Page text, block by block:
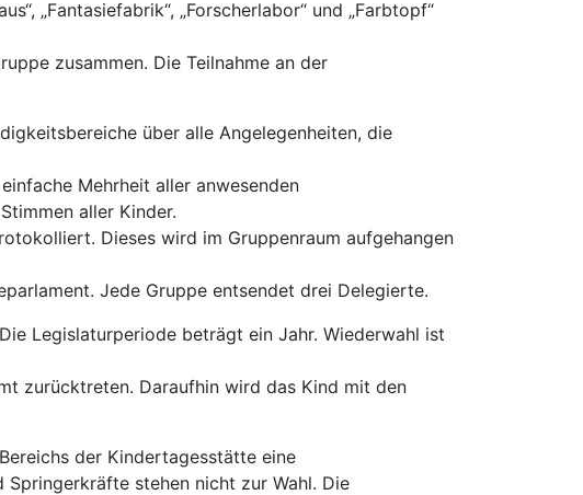
„Fantasiefabrik“, „Forscherlabor“ und „Farbtopf“
zusammen. Die Teilnahme an der
über alle Angelegenheiten, die
Mehrheit aller anwesenden
aller Kinder.
Dieses wird im Gruppenraum aufgehangen
Jede Gruppe entsendet drei Delegierte.
Legislaturperiode beträgt ein Jahr. Wiederwahl ist
zurücktreten. Daraufhin wird das Kind mit den
der Kindertagesstätte eine
stehen nicht zur Wahl. Die